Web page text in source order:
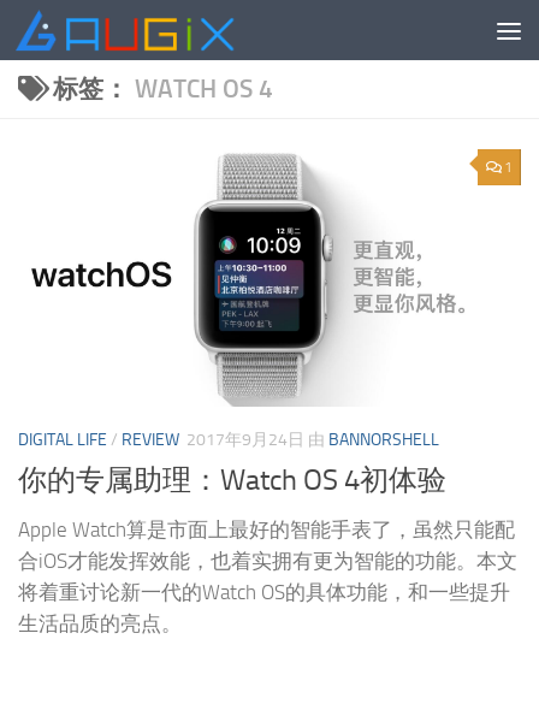
跳至内容
标签： WATCH OS 4
1
DIGITAL LIFE / REVIEW 2017年9月24日 由 BANNORSHELL
你的专属助理：Watch OS 4初体验
Apple Watch算是市面上最好的智能手表了，虽然只能配
合iOS才能发挥效能，也着实拥有更为智能的功能。本文
将着重讨论新一代的Watch OS的具体功能，和一些提升
生活品质的亮点。